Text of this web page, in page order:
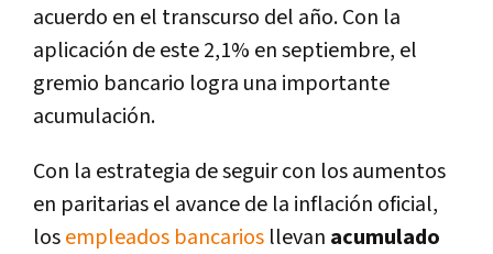
acuerdo en el transcurso del año. Con la
aplicación de este 2,1% en septiembre, el
gremio bancario logra una importante
acumulación.
Con la estrategia de seguir con los aumentos
en paritarias el avance de la inflación oficial,
losempleados bancarios llevan acumulado